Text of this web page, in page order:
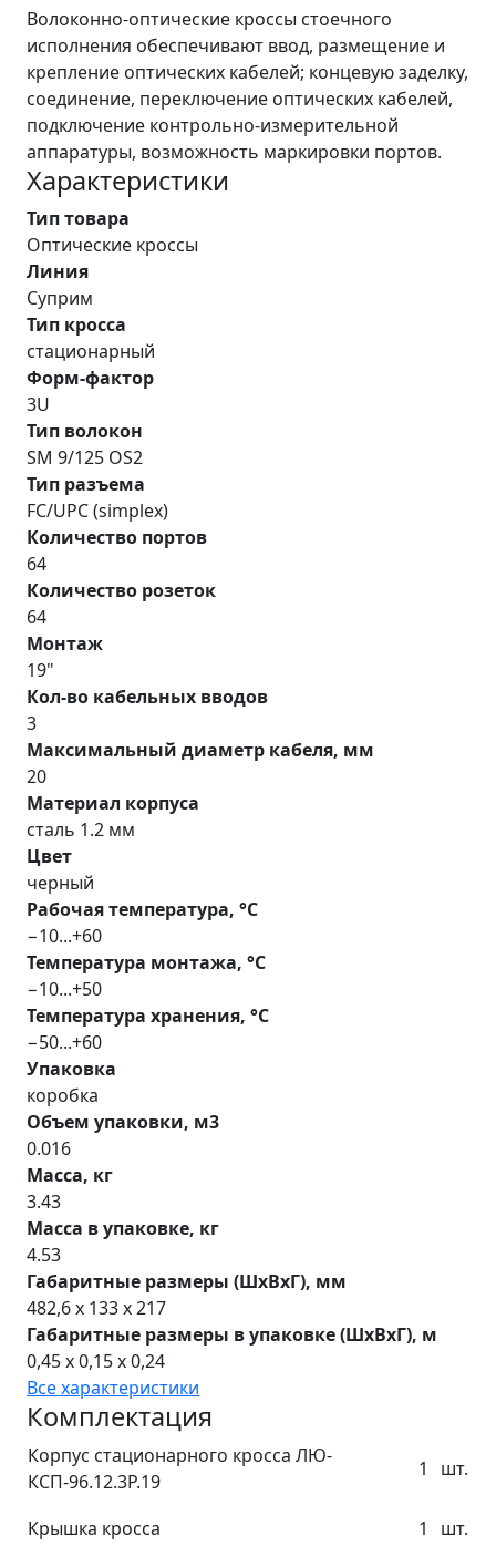
Волоконно-оптические кроссы стоечного
исполнения обеспечивают ввод, размещение и
крепление оптических кабелей; концевую заделку,
соединение, переключение оптических кабелей,
подключение контрольно-измерительной
аппаратуры, возможность маркировки портов.
Характеристики
Тип товара
Оптические кроссы
Линия
Суприм
Тип кросса
стационарный
Форм-фактор
3U
Тип волокон
SM 9/125 OS2
Тип разъема
FC/UPC (simplex)
Количество портов
64
Количество розеток
64
Монтаж
19"
Кол-во кабельных вводов
3
Максимальный диаметр кабеля, мм
20
Материал корпуса
сталь 1.2 мм
Цвет
черный
Рабочая температура, °С
−10...+60
Температура монтажа, °С
−10...+50
Температура хранения, °С
−50...+60
Упаковка
коробка
Объем упаковки, м3
0.016
Масса, кг
3.43
Масса в упаковке, кг
4.53
Габаритные размеры (ШхВхГ), мм
482,6 x 133 x 217
Габаритные размеры в упаковке (ШхВхГ), м
0,45 x 0,15 x 0,24
Все характеристики
Комплектация
Корпус стационарного кросса ЛЮ-
КСП-96.12.3Р.19
1 шт.
Крышка кросса 1
шт.